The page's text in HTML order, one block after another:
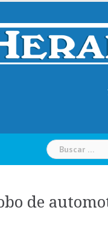
Buscar:
de